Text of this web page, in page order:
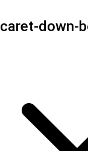
caret-down-